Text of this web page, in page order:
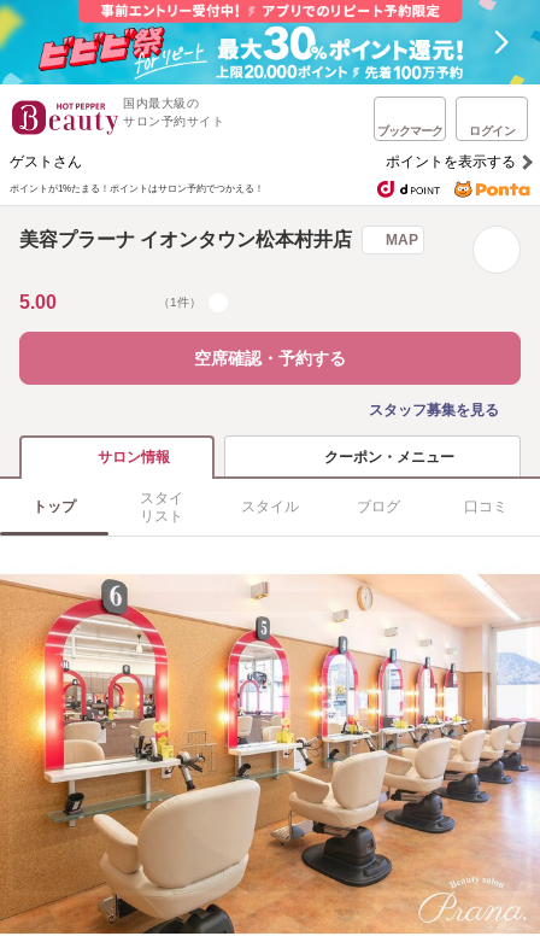
国内最大級の
サロン予約サイト
ブックマーク ログイン
ゲストさん ポイントを表示する
ポイントが1%たまる！ ポイントはサロン予約でつかえる！
美容プラーナ イオンタウン松本村井店 MAP
5.00 （1件）
空席確認・予約する
スタッフ募集を見る
サロン情報 クーポン・メニュー
トップ
スタイ
リスト
スタイル ブログ 口コミ